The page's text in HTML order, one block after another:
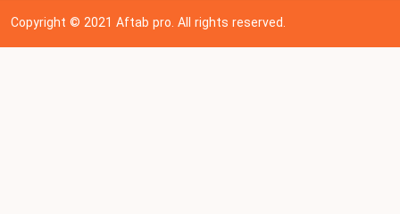
Copyright © 202 1Aftab pro. All rights reserved.